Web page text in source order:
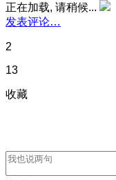
正在加载, 请稍候...
发表评论…
2
13
收藏